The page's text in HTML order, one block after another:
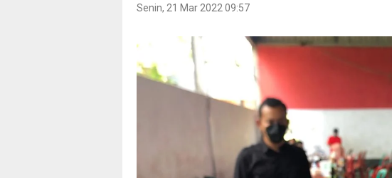
Senin, 21 Mar 2022 09:57